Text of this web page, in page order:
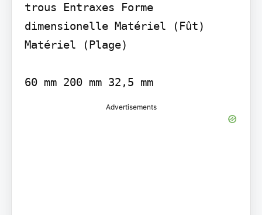
trous Entraxes Forme
dimensionelle Matériel (Fût)
Matériel (Plage)
60 mm 200 mm 32,5 mm
Advertisements